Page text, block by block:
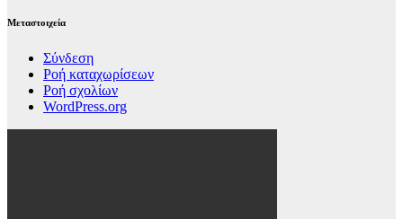
Μεταστοιχεία
Σύνδεση
Ροή καταχωρίσεων
Ροή σχολίων
WordPress.org